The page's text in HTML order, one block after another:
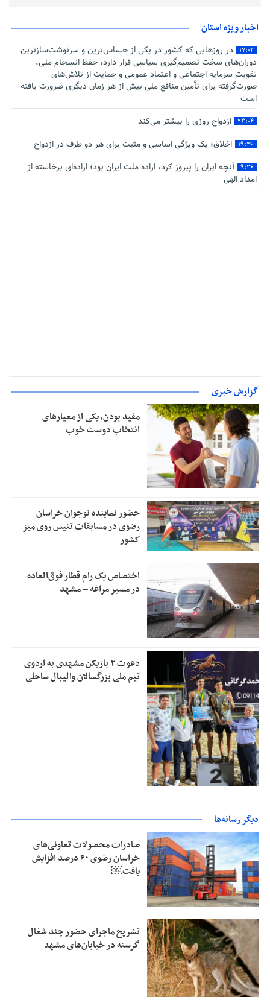
اخبار ویژه استان
۱۷:۰۲
در روزهایی که کشور در یکی از حساس‌ترین و سرنوشت‌سازترین
دوران‌های سخت تصمیم‌گیری سیاسی قرار دارد، حفظ انسجام ملی،
تقویت سرمایه اجتماعی و اعتماد عمومی و حمایت از تلاش‌های
صورت‌گرفته برای تأمین منافع ملی بیش از هر زمان دیگری ضرورت یافته
است
۲۳:۰۴ ازدواج روزی را بیشتر می‌کند
۱۹:۲۶ اخلاق؛ یک ویژگی اساسی و مثبت برای هر دو طرف در ازدواج
۹:۲۶
آنچه ایران را پیروز کرد، اراده ملت ایران بود؛ اراده‌ای برخاسته از
امداد الهی
گزارش خبری
مفید بودن، یکی از معیارهای
انتخاب دوست خوب
حضور نماینده نوجوان خراسان
رضوی در مسابقات تنیس روی میز
کشور
اختصاص یک رام قطار فوق‌العاده
در مسیر مراغه – مشهد
دعوت ۲ بازیکن مشهدی به اردوی
تیم ملی بزرگسالان والیبال ساحلی
دیگر رسانه‌ها
صادرات محصولات تعاونی‌های
خراسان رضوی ۶۰ درصد افزایش
یافت￼
تشریح ماجرای حضور چند شغال
گرسنه در خیابان‌های مشهد